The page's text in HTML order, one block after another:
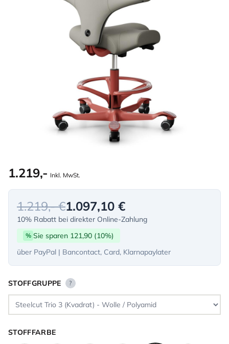
1.219,- Inkl. MwSt.
1.219,- €1.097,10 €
10% Rabatt bei direkter Online-Zahlung
% Sie sparen 121,90 (10%)
über PayPal | Bancontact, Card, Klarnapaylater
STOFFGRUPPE ?
STOFFFARBE